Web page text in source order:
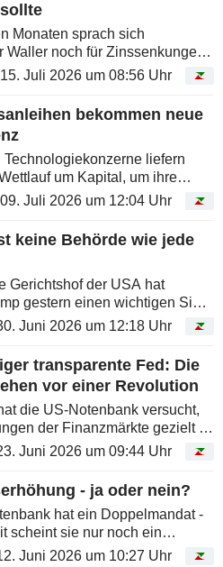
Monaten sprach sich
Waller noch für Zinssenkungen
schließt er sogar weitere
Juli 2026 um 08:56 Uhr
bekommen neue
Technologiekonzerne liefern
um Kapital, um ihre
Investitionen in
Juli 2026 um 12:04 Uhr
keine Behörde wie jede
Gerichtshof der USA hat
gestern einen wichtigen Sieg
US-Präsident kann künftig die
weitgehend nach
Juni 2026 um 12:18 Uhr
transparente Fed: Die
vor einer Revolution
die US-Notenbank versucht,
der Finanzmärkte gezielt zu
Warsh will mit dieser Logik
Juni 2026 um 09:44 Uhr
- ja oder nein?
hat ein Doppelmandat -
scheint sie nur noch ein
haben: die Inflation.
Juni 2026 um 10:27 Uhr